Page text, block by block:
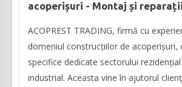
acoperișuri - Montaj și
ACOPREST TRADING, firmă cu
domeniul construcțiilor de acoperișuri,
specifice dedicate sectorului
industrial. Aceasta vine în ajutorul